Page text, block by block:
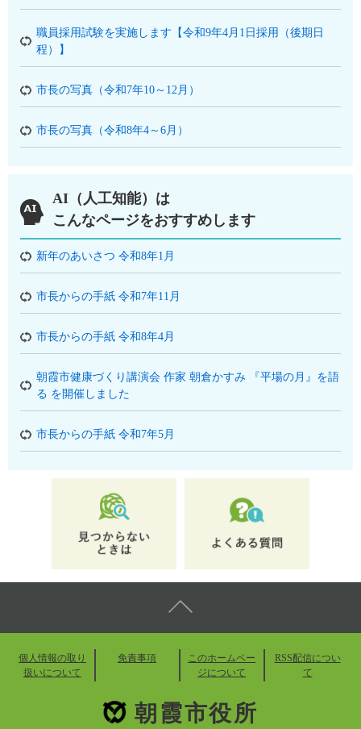
職員採用試験を実施します【令和9年4月1日採用（後期日
程）】
市長の写真（令和7年10～12月）
市長の写真（令和8年4～6月）
AI（人工知能）は
こんなページをおすすめします
新年のあいさつ 令和8年1月
市長からの手紙 令和7年11月
市長からの手紙 令和8年4月
朝霞市健康づくり講演会 作家 朝倉かすみ 『平場の月』を語
る を開催しました
市長からの手紙 令和7年5月
個人情報の取り
扱いについて
免責事項
このホームペー
ジについて
RSS配信につい
て
朝霞市役所